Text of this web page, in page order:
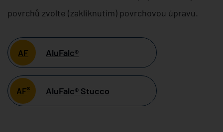
povrchů zvolte (zakliknutím) povrchovou úpravu.
AF AluFalc®
AFs AluFalc® Stucco